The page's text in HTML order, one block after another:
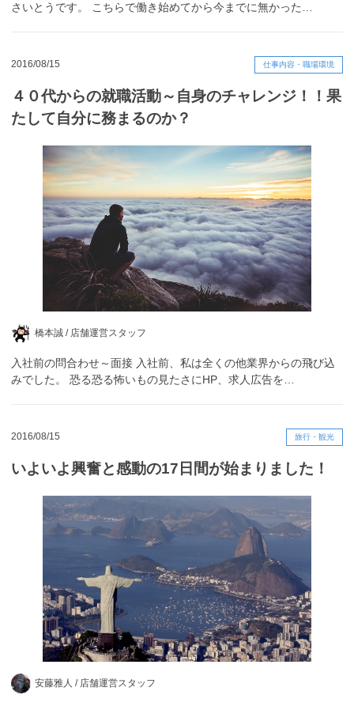
さいとうです。 こちらで働き始めてから今までに無かった…
2016/08/15 仕事内容・職場環境
４０代からの就職活動～自身のチャレンジ！！果
たして自分に務まるのか？
橋本誠 / 店舗運営スタッフ
入社前の問合わせ～面接 入社前、私は全くの他業界からの飛び込
みでした。 恐る恐る怖いもの見たさにHP、求人広告を…
2016/08/15 旅行・観光
いよいよ興奮と感動の17日間が始まりました！
安藤雅人 / 店舗運営スタッフ